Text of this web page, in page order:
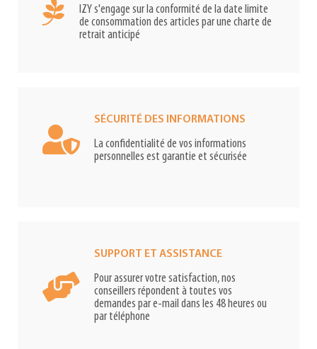
IZY s'engage sur la conformité de la date limite
de consommation des articles par une charte de
retrait anticipé
SÉCURITÉ DES INFORMATIONS
La confidentialité de vos informations
personnelles est garantie et sécurisée
SUPPORT ET ASSISTANCE
Pour assurer votre satisfaction, nos
conseillers répondent à toutes vos
demandes par e-mail dans les 48 heures ou
par téléphone